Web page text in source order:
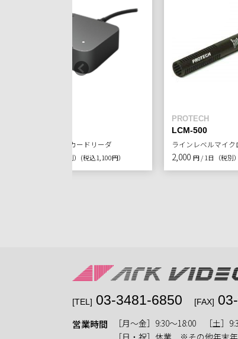
C-Fast2.0メモリーカードリーダ
円 / 1日（税別） (税込1,100円）
PROTECH
LCM-500
ラインレベルマイク
2,000 円 / 1日（税別）
[TEL] 03-3481-6850 [FAX]
営業時間
［月〜金］9:30〜18:00 ［土］